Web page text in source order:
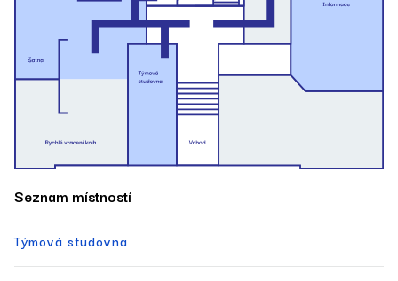
­­­Seznam místností
Týmová studovna